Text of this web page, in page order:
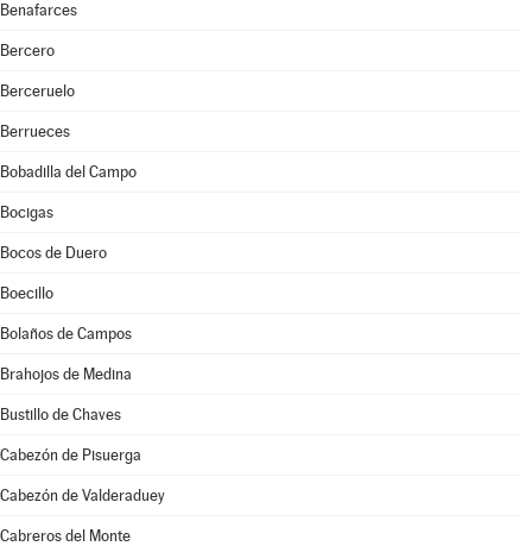
Benafarces
Bercero
Berceruelo
Berrueces
Bobadilla del Campo
Bocigas
Bocos de Duero
Boecillo
Bolaños de Campos
Brahojos de Medina
Bustillo de Chaves
Cabezón de Pisuerga
Cabezón de Valderaduey
Cabreros del Monte